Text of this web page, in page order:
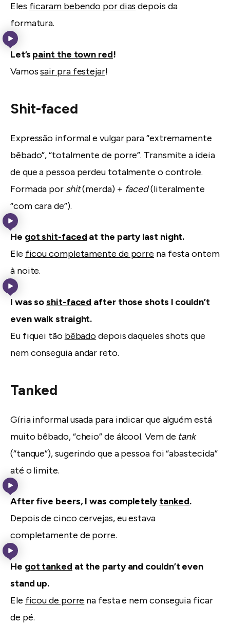
Eles ficaram bebendo por dias depois da
formatura.
Let’s paint the town red!
Vamossair pra festejar!
Shit-faced
Expressão informal e vulgar para “extremamente
bêbado”, “totalmente de porre”. Transmite a ideia
de que a pessoa perdeu totalmente o controle.
Formada por shit(merda) + faced(literalmente
“com cara de”).
He got shit-faced at the party last night.
Ele ficou completamente de porre na festa ontem
à noite.
I was soshit-faced after those shots I couldn’t
even walk straight.
Eu fiquei tão bêbadodepois daqueles shots que
nem conseguia andar reto.
Tanked
Gíria informal usada para indicar que alguém está
muito bêbado, “cheio” de álcool. Vem de tank
(“tanque”), sugerindo que a pessoa foi “abastecida”
até o limite.
After five beers, I was completelytanked.
Depois de cinco cervejas, eu estava
completamente de porre.
He got tanked at the party and couldn’t even
stand up.
Ele ficou de porre na festa e nem conseguia ficar
de pé.